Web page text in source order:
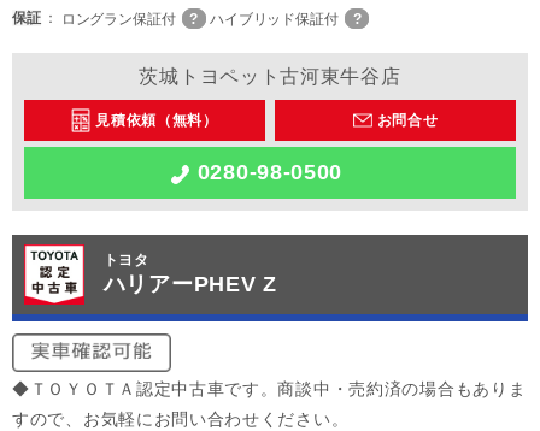
保証
ロングラン保証付 ハイブリッド保証付
茨城トヨペット古河東牛谷店
見積依頼（無料） お問合せ
0280-98-0500
トヨタ
ハリアーPHEV Z
◆ＴＯＹＯＴＡ認定中古車です。商談中・売約済の場合もありま
すので、お気軽にお問い合わせください。